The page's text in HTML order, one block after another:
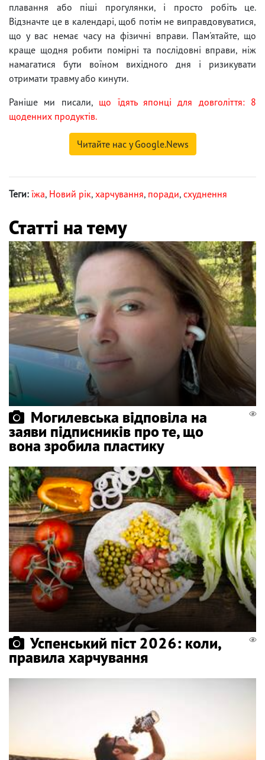
плавання або піші прогулянки, і просто робіть це.
Відзначте це в календарі, щоб потім не виправдовуватися,
що у вас немає часу на фізичні вправи. Пам'ятайте, що
краще щодня робити помірні та послідовні вправи, ніж
намагатися бути воїном вихідного дня і ризикувати
отримати травму або кинути.
Раніше ми писали, що їдять японці для довголіття: 8
щоденних продуктів.
Читайте нас у Google.News
Теги: їжа, Новий рік, харчування, поради, схуднення
Статті на тему
Могилевська відповіла на
заяви підписників про те, що
вона зробила пластику
Успенський піст 2026: коли,
правила харчування